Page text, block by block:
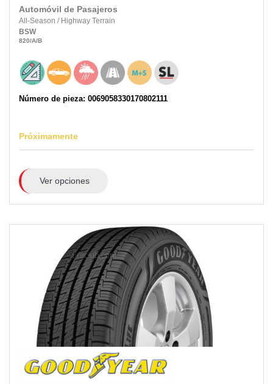
Automóvil de Pasajeros
All-Season / Highway Terrain
BSW
820/A/B
Número de pieza: 0069058330170802111
Próximamente
Ver opciones